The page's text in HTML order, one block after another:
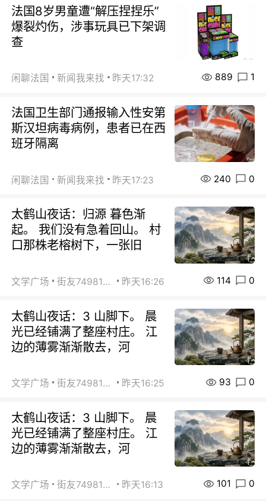
法国8岁男童遭“解压捏捏乐”
爆裂灼伤，涉事玩具已下架调
查
闲聊法国 新闻我来找 昨天17:32 889 1
法国卫生部门通报输入性安第
斯汉坦病毒病例，患者已在西
班牙隔离
闲聊法国 新闻我来找 昨天17:23 240 0
太鹤山夜话：归源 暮色渐
起。 我们没有急着回山。 村
口那株老榕树下，一张旧
文学广场 街友74981146 昨天16:26 114 0
太鹤山夜话：3 山脚下。 晨
光已经铺满了整座村庄。 江
边的薄雾渐渐散去，河
文学广场 街友74981146 昨天16:25 93 0
太鹤山夜话：3 山脚下。 晨
光已经铺满了整座村庄。 江
边的薄雾渐渐散去，河
文学广场 街友74981146 昨天16:13 101 0